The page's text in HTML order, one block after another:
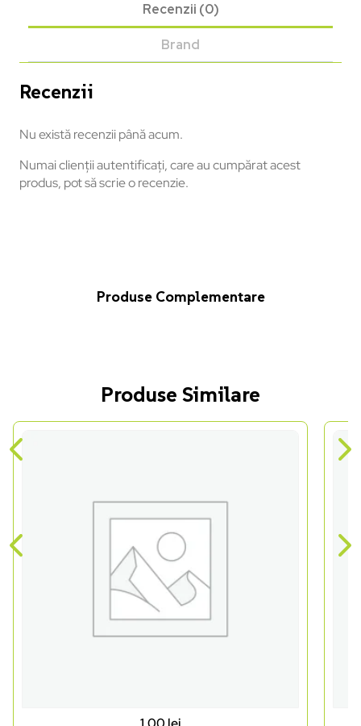
Recenzii (0)
Brand
Recenzii
Nu există recenzii până acum.
Numai clienții autentificați, care au cumpărat acest
produs, pot să scrie o recenzie.
Produse Complementare
Produse Similare